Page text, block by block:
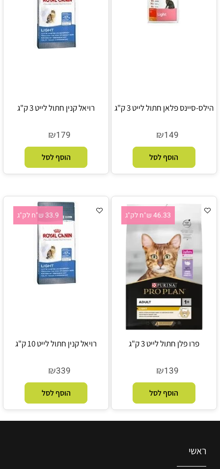
הילס-סיינס פלאן חתול לייט 3 ק"ג
₪149
הוסף לסל
רויאל קנין חתול לייט 3 ק"ג
₪179
הוסף לסל
46.33 ש"ח לק"ג
פרו פלן חתול לייט 3 ק"ג
₪139
הוסף לסל
33.9 ש"ח לק"ג
רויאל קנין חתול לייט 10 ק"ג
₪339
הוסף לסל
ראשי